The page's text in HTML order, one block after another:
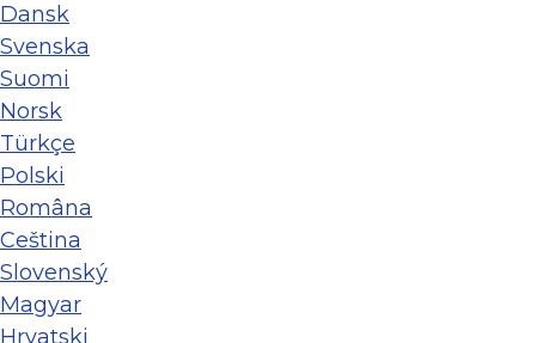
Dansk
Svenska
Suomi
Norsk
Türkçe
Polski
Româna
Ceština
Slovenský
Magyar
Hrvatski